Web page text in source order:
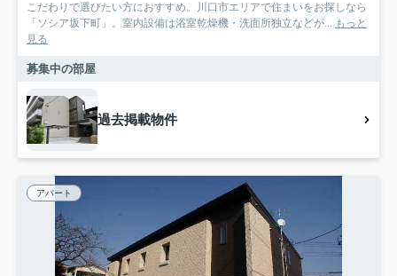
こだわりで選びたい方におすすめ。川口市エリアで住まいをお探しなら
「ソシア坂下町」。室内設備は浴室乾燥機・洗面所独立などが... もっと
見る
募集中の部屋
過去掲載物件
アパート